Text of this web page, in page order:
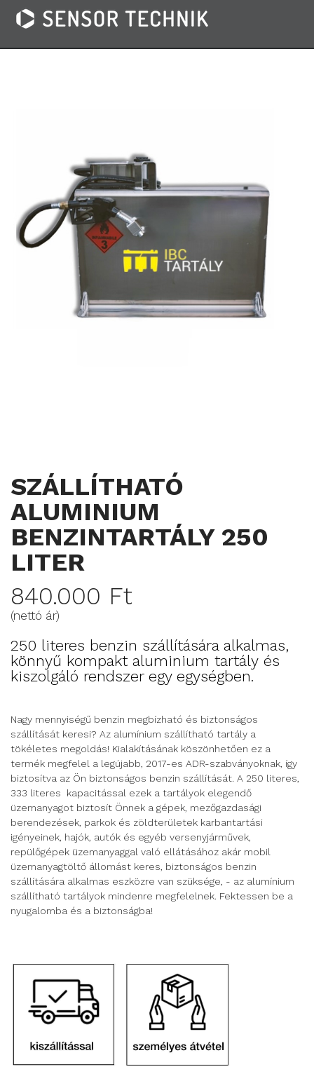
SZÁLLÍTHATÓ
ALUMINIUM
BENZINTARTÁLY 250
LITER
840.000 Ft
(nettó ár)
250 literes benzin szállítására alkalmas,
könnyű kompakt aluminium tartály és
kiszolgáló rendszer egy egységben.
Nagy mennyiségű benzin megbízható és biztonságos
szállítását keresi? Az alumínium szállítható tartály a
tökéletes megoldás! Kialakításának köszönhetően ez a
termék megfelel a legújabb, 2017-es ADR-szabványoknak, így
biztosítva az Ön biztonságos benzin szállítását. A 250 literes,
333 literes kapacitással ezek a tartályok elegendő
üzemanyagot biztosít Önnek a gépek, mezőgazdasági
berendezések, parkok és zöldterületek karbantartási
igényeinek, hajók, autók és egyéb versenyjárművek,
repülőgépek üzemanyaggal való ellátásához akár mobil
üzemanyagtöltő állomást keres, biztonságos benzin
szállítására alkalmas eszközre van szüksége, - az alumínium
szállítható tartályok mindenre megfelelnek. Fektessen be a
nyugalomba és a biztonságba!